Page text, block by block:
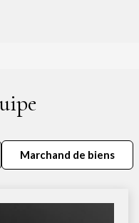
Marchand de biens